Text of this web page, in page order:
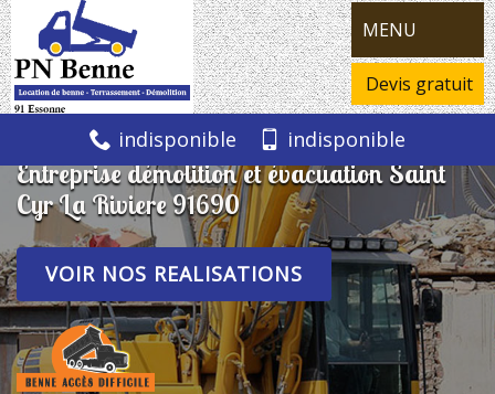
MENU
Devis gratuit
indisponible indisponible
Entreprise démolition et évacuation Saint
Cyr La Riviere 91690
VOIR NOS REALISATIONS